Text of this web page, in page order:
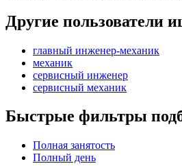
Другие пользователи
главный инженер-механик
механик
сервисный инженер
сервисный механик
Быстрые фильтры
Полная занятость
Полный день